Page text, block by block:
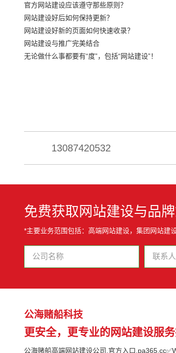
官方网站建设应该遵守那些原则？
网站建设好后如何保持更新？
网站建设好新的页面如何快速收录？
网站建设与推广完美结合
无论做什么事都要有“度”，包括“网站建设”！
13087420532
免费获取网站建设与品
*主要业务范围包括：高端网站建设，集团网站建
公海赌船科技
更安全，更专业的网站建设服
公海赌船高端网站建设公司,官方入口